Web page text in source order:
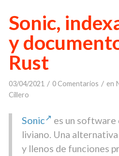
Sonic,
y
Rust
03/04/2021 / 0 Comentarios / en
Cillero
Sonic
es un software
liviano. Una alternativa
y llenos de funciones